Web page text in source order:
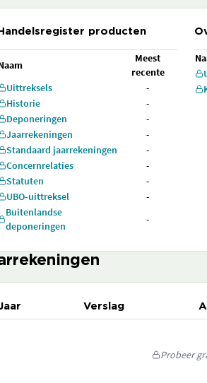
Handelsregister producten
Meest
recente
Uittreksels
-
Historie
-
Deponeringen
-
Jaarrekeningen
-
Standaard jaarrekeningen
-
Concernrelaties
-
Statuten
-
UBO-uittreksel
-
Buitenlandse
deponeringen
-
Verslag
Probeer